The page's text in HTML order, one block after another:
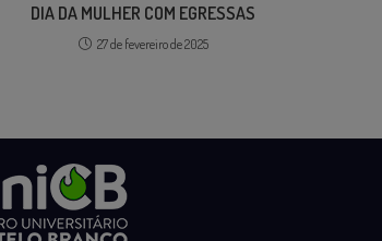
DIA DA MULHER COM EGRESSAS
27 de fevereiro de 2025